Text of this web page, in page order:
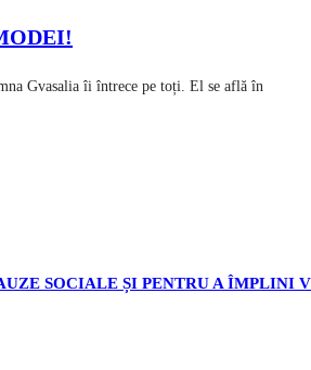
Gvasalia îi întrece pe toți. El se află în
SOCIALE ȘI PENTRU A ÎMPLINI